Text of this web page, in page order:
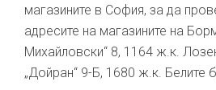
магазините в София, за да
адресите на магазините на
Михайловски“ 8, 1164 ж.к.
„Дойран“ 9-Б, 1680 ж.к. Белите